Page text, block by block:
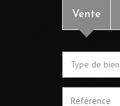
Vente
Type de bien